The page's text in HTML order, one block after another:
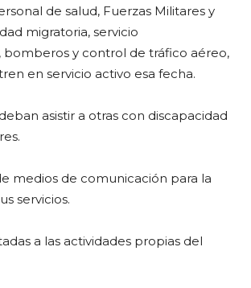
de salud, Fuerzas Militares y
migratoria, servicio
y control de tráfico aéreo,
en servicio activo esa fecha.
asistir a otras con discapacidad
medios de comunicación para la
servicios.
a las actividades propias del